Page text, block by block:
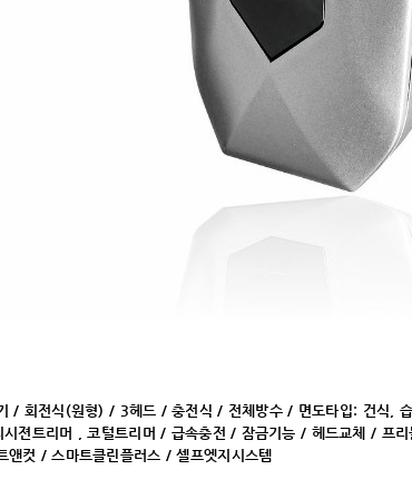
/ 회전식(원형) / 3헤드 / 충전식 / 전체방수 / 면도타입: 건식,
시젼트리머 , 코털트리머 / 급속충전 / 잠금기능 / 헤드교체 / 프
앤컷 / 스마트클린플러스 / 셀프엣지시스템